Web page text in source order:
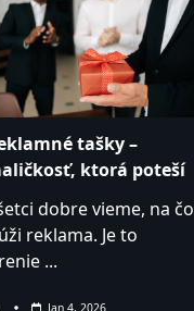
tašky –
ktorá poteší
dobre vieme, na čo
reklama. Je to
...